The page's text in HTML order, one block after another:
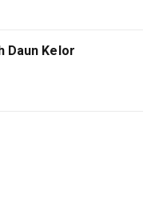
Daun Kelor